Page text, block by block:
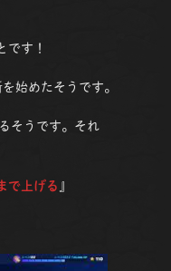
です！
始めたそうです。
そうです。それ
で上げる 』